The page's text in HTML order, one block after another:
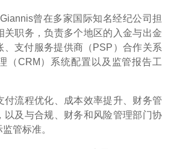
曾在多家国际知名经纪公司担
关职务，负责多个地区的入金与出金
、支付服务提供商（PSP）合作关系
（CRM）系统配置以及监管报告工
付流程优化、成本效率提升、财务管
以及与合规、财务和风险管理部门协
管标准。